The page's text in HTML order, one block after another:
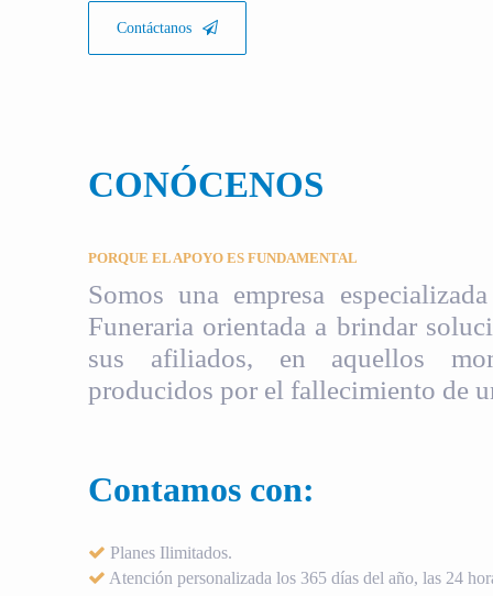
Contáctanos
CONÓCENOS
PORQUE EL APOYO ES FUNDAMENTAL
Somos una empresa
Funeraria orientada a brindar
sus afiliados, en aquellos
producidos por el fallecimiento de
Contamos con:
Planes Ilimitados.
Atención personalizada los 365 días del año, las 24